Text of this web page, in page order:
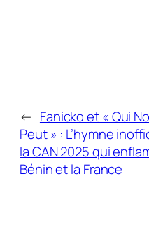
← Fanicko et « Qui
Peut » : L’hymne
la CAN 2025 qui
Bénin et la France